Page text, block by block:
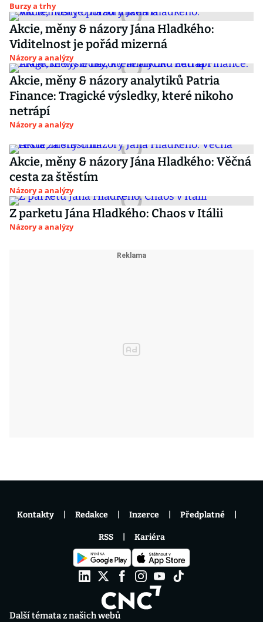
Burzy a trhy
Akcie, měny & názory Jána Hladkého:
Viditelnost je pořád mizerná
Názory a analýzy
Akcie, měny & názory analytiků Patria
Finance: Tragické výsledky, které nikoho
netrápí
Názory a analýzy
Akcie, měny & názory Jána Hladkého: Věčná
cesta za štěstím
Názory a analýzy
Z parketu Jána Hladkého: Chaos v Itálii
Názory a analýzy
Další témata z našich webů
Kontakty Redakce Inzerce Předplatné
RSS Kariéra